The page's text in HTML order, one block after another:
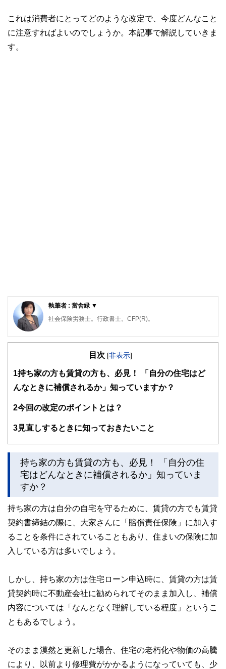
これは消費者にとってどのような改定で、今度どんなこと
に注意すればよいのでしょうか。本記事で解説していきま
す。
執筆者 : 當舎緑 ▼
社会保険労務士。行政書士。CFP(R)。
阪神淡路大震災の経験から、法律やお金の大切さを実感し、
続き、相談にのる傍ら、一般消費者向けのセミナーや執筆活
融ブックス）。「子どもにかけるお金の本」（主婦の友社）
女2人男1人の3児の母でもある。
目次 [非表示]
1 持ち家の方も賃貸の方も、必見！ 「自分の住宅はど
んなときに補償されるか」知っていますか？
2今回の改定のポイントとは？
3見直しするときに知っておきたいこと
持ち家の方も賃貸の方も、必見！ 「自分の住
宅はどんなときに補償されるか」知っていま
すか？
持ち家の方は自分の自宅を守るために、賃貸の方でも賃貸
契約書締結の際に、大家さんに「賠償責任保険」に加入す
ることを条件にされていることもあり、住まいの保険に加
入している方は多いでしょう。
しかし、持ち家の方は住宅ローン申込時に、賃貸の方は賃
貸契約時に不動産会社に勧められてそのまま加入し、補償
内容については「なんとなく理解している程度」というこ
ともあるでしょう。
そのまま漠然と更新した場合、住宅の老朽化や物価の高騰
により、以前より修理費がかかるようになっていても、少